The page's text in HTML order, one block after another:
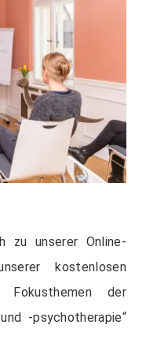
zu unserer Online-
kostenlosen
Fokusthemen der
-psychotherapie“